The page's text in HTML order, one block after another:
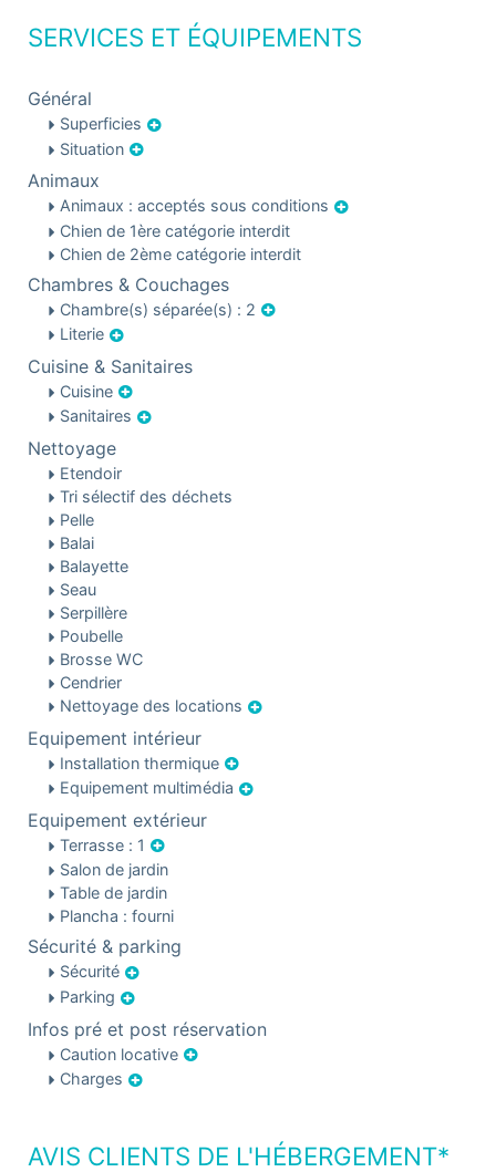
SERVICES ET ÉQUIPEMENTS
Général
Superficies
Situation
Animaux
Animaux : acceptés sous conditions
Chien de 1ère catégorie interdit
Chien de 2ème catégorie interdit
Chambres & Couchages
Chambre(s) séparée(s) : 2
Literie
Cuisine & Sanitaires
Cuisine
Sanitaires
Nettoyage
Etendoir
Tri sélectif des déchets
Pelle
Balai
Balayette
Seau
Serpillère
Poubelle
Brosse WC
Cendrier
Nettoyage des locations
Equipement intérieur
Installation thermique
Equipement multimédia
Equipement extérieur
Terrasse : 1
Salon de jardin
Table de jardin
Plancha : fourni
Sécurité & parking
Sécurité
Parking
Infos pré et post réservation
Caution locative
Charges
AVIS CLIENTS DE L'HÉBERGEMENT*